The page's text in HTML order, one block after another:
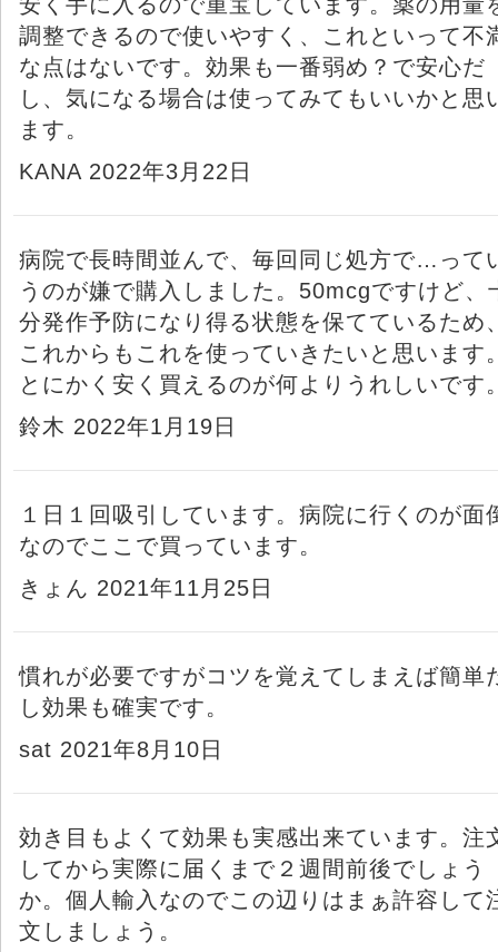
調整できるので使いやすく、これといって不
な点はないです。効果も一番弱め？で安心だ
し、気になる場合は使ってみてもいいかと思
ます。
KANA 2022年3月22日
病院で長時間並んで、毎回同じ処方で…って
うのが嫌で購入しました。50mcgですけど、
分発作予防になり得る状態を保てているため
これからもこれを使っていきたいと思います
とにかく安く買えるのが何よりうれしいです
鈴木 2022年1月19日
１日１回吸引しています。病院に行くのが面
なのでここで買っています。
きょん 2021年11月25日
慣れが必要ですがコツを覚えてしまえば簡単
し効果も確実です。
sat 2021年8月10日
効き目もよくて効果も実感出来ています。注
してから実際に届くまで２週間前後でしょう
か。個人輸入なのでこの辺りはまぁ許容して
文しましょう。